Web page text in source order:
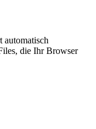
automatisch
die Ihr Browser